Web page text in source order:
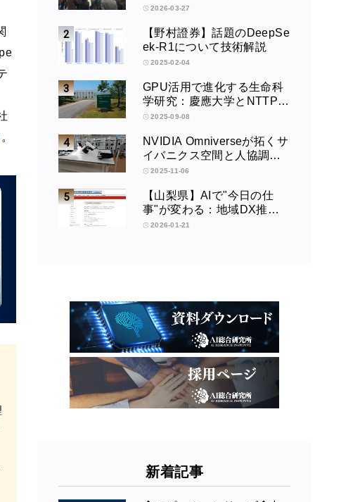
。
yoで発表 ― Azure OpenAI
ージェント構築
2026-03-27
【野村證券】話題のDeepSe
ek-R1について技術解説
2025-02-04
GPU活用で進化する生命科
学研究：慶應大学とNTTPC
の取り組みインタビュー
2025-09-08
NVIDIA Omniverseが拓くサ
イバニクス空間と人協調型
ロボティクスの未来：筑波
ターの取り組みインタビュ
ー
2025-11-06
【山梨県】AIで"今日の仕
事"が変わる：地域DX推進
協議会講演会
2026-01-21
新着記事